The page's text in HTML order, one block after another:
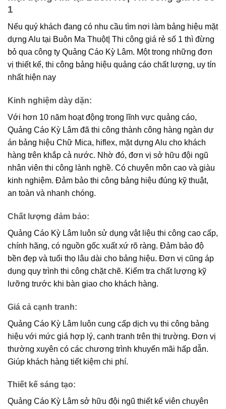
1
Nếu quý khách đang có nhu cầu tìm nơi làm bảng hiệu mặt
dựng Alu tại Buôn Ma Thuột| Thi công giá rẻ số 1 thì đừng
bỏ qua công ty Quảng Cáo Kỳ Lâm. Một trong những đơn
vị thiết kế, thi công bảng hiệu quảng cáo chất lượng, uy tín
nhất hiện nay
Kinh nghiệm dày dặn:
Với hơn 10 năm hoạt động trong lĩnh vực quảng cáo,
Quảng Cáo Kỳ Lâm đã thi công thành công hàng ngàn dự
án bảng hiệu Chữ Mica, hiflex, mặt dựng Alu cho khách
hàng trên khắp cả nước. Nhờ đó, đơn vị sở hữu đội ngũ
nhân viên thi công lành nghề. Có chuyên môn cao và giàu
kinh nghiệm. Đảm bảo thi công bảng hiệu đúng kỹ thuật,
an toàn và nhanh chóng.
Chất lượng đảm bảo:
Quảng Cáo Kỳ Lâm luôn sử dụng vật liệu thi công cao cấp,
chính hãng, có nguồn gốc xuất xứ rõ ràng. Đảm bảo độ
bền đẹp và tuổi thọ lâu dài cho bảng hiệu. Đơn vị cũng áp
dụng quy trình thi công chặt chẽ. Kiểm tra chất lượng kỹ
lưỡng trước khi bàn giao cho khách hàng.
Giá cả cạnh tranh:
Quảng Cáo Kỳ Lâm luôn cung cấp dịch vụ thi công bảng
hiệu với mức giá hợp lý, cạnh tranh trên thị trường. Đơn vị
thường xuyên có các chương trình khuyến mãi hấp dẫn.
Giúp khách hàng tiết kiệm chi phí.
Thiết kế sáng tạo:
Quảng Cáo Kỳ Lâm sở hữu đội ngũ thiết kế viên chuyên